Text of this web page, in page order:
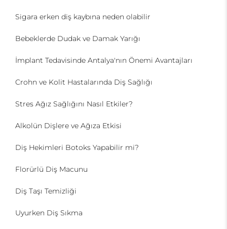
Sigara erken diş kaybına neden olabilir
Bebeklerde Dudak ve Damak Yarığı
İmplant Tedavisinde Antalya'nın Önemi Avantajları
Crohn ve Kolit Hastalarında Diş Sağlığı
Stres Ağız Sağlığını Nasıl Etkiler?
Alkolün Dişlere ve Ağıza Etkisi
Diş Hekimleri Botoks Yapabilir mi?
Florürlü Diş Macunu
Diş Taşı Temizliği
Uyurken Diş Sıkma